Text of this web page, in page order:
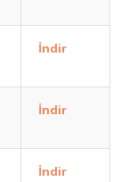
İndir
İndir
İndir